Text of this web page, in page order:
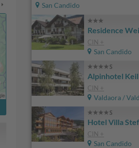
San Candido
Residence
CIN +
San Candido
Alpinhotel Keil
CIN +
Valdaora /
Hotel Villa
CIN +
San Candido